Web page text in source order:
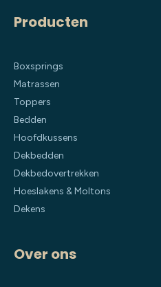
Producten
Boxsprings
Matrassen
Toppers
Bedden
Hoofdkussens
Dekbedden
Dekbedovertrekken
Hoeslakens & Moltons
Dekens
Over ons